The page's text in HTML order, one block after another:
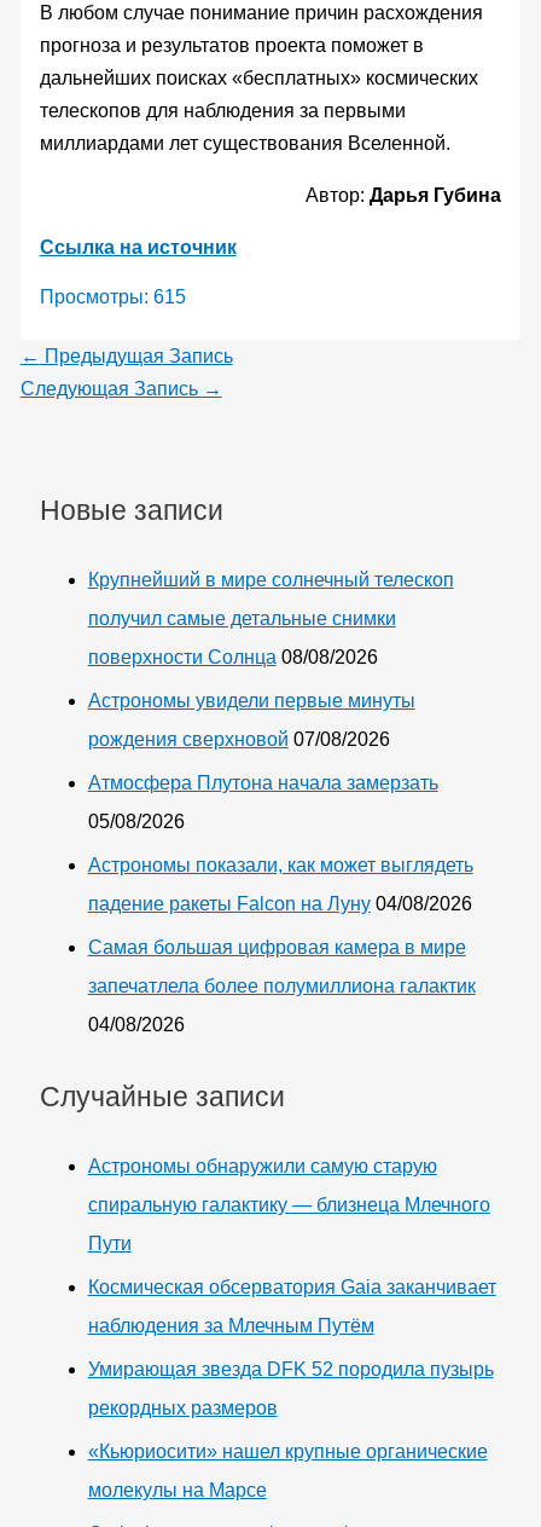
В любом случае понимание причин расхождения
прогноза и результатов проекта поможет в
дальнейших поисках «бесплатных» космических
телескопов для наблюдения за первыми
миллиардами лет существования Вселенной.
Автор:Дарья Губина
Ссылка на источник
Просмотры: 615
← Предыдущая Запись
Следующая Запись →
Новые записи
Крупнейший в мире солнечный телескоп
получил самые детальные снимки
поверхности Солнца 08/08/2026
Астрономы увидели первые минуты
рождения сверхновой 07/08/2026
Атмосфера Плутона начала замерзать
05/08/2026
Астрономы показали, как может выглядеть
падение ракеты Falcon на Луну 04/08/2026
Самая большая цифровая камера в мире
запечатлела более полумиллиона галактик
04/08/2026
Случайные записи
Астрономы обнаружили самую старую
спиральную галактику — близнеца Млечного
Пути
Космическая обсерватория Gaia заканчивает
наблюдения за Млечным Путём
Умирающая звезда DFK 52 породила пузырь
рекордных размеров
«Кьюриосити» нашел крупные органические
молекулы на Марсе